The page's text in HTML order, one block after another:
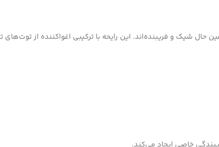
حال شیک و فریبنده‌اند. این رایحه با ترکیبی اغواکننده از